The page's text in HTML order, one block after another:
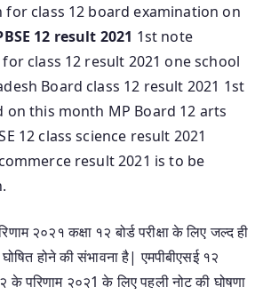
for class 12 board examination on
12 result 2021 1st note
class 12 result 2021 one school
Board class 12 result 2021 1st
on this month MP Board 12 arts
12 class science result 2021
result 2021 is to be
२०२१ कक्षा १२ बोर्ड परीक्षा के लिए जल्द ही
होने की संभावना है| एमपीबीएसई १२
के परिणाम २०२1 के लिए पहली नोट की घोषणा